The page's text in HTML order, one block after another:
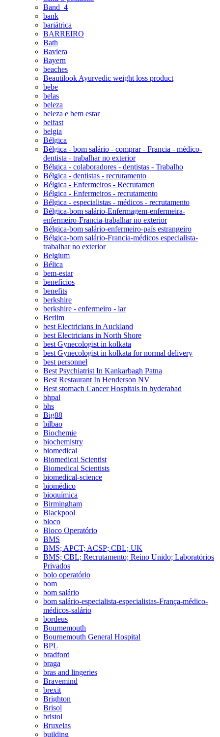
Band_4
bank
bariátrica
BARREIRO
Bath
Baviera
Bayern
beaches
Beautilook Ayurvedic weight loss product
bebe
belas
beleza
beleza e bem estar
belfast
belgia
Bélgica
Bélgica - bom salário - comprar - Francia - médico-
dentista - trabalhar no exterior
Bélgica - colaboradores - dentistas - Trabalho
Bélgica - dentistas - recrutamento
Bélgica - Enfermeiros - Recrutamen
Bélgica - Enfermeiros - recrutamento
Bélgica - especialistas - médicos - recrutamento
Bélgica-bom salário-Enfermagem-enfermeira-
enfermeiro-Francia-trabalhar no exterior
Bélgica-bom salário-enfermeiro-país estrangeiro
Bélgica-bom salário-Francia-médicos especialista-
trabalhar no exterior
Belgium
Bélica
bem-estar
benefícios
benefits
berkshire
berkshire - enfermeiro - lar
Berlim
best Electricians in Auckland
best Electricians in North Shore
best Gynecologist in kolkata
best Gynecologist in kolkata for normal delivery
best personnel
Best Psychiatrist In Kankarbagh Patna
Best Restaurant In Henderson NV
Best stomach Cancer Hospitals in hyderabad
bhpal
bhs
Big88
bilbao
Biochemie
biochemistry
biomedical
Biomedical Scientist
Biomedical Scientists
biomedical-science
biomédico
bioquímica
Birmingham
Blackpool
bloco
Bloco Operatório
BMS
BMS; APCT; ACSP; CBL; UK
BMS; CBL; Recrutamento; Reino Unido; Laboratórios
Privados
bolo operatório
bom
bom salário
bom salário-especialista-especialistas-França-médico-
médicos-salário
bordeus
Bournemouth
Bournemouth General Hospital
BPL
bradford
braga
bras and lingeries
Bravemind
brexit
Brighton
Brisol
bristol
Bruxelas
building